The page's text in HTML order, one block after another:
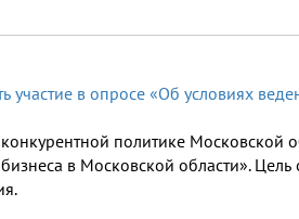
в опросе «Об условиях
политике Московской
в Московской области». Цель